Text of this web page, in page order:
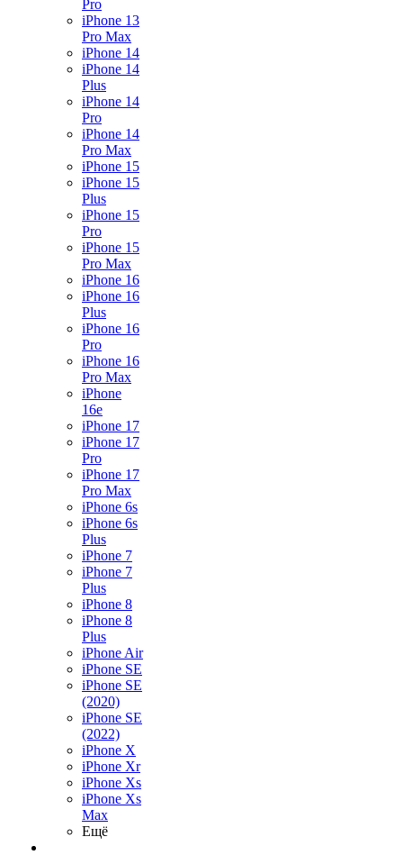
Pro
iPhone 13
Pro Max
iPhone 14
iPhone 14
Plus
iPhone 14
Pro
iPhone 14
Pro Max
iPhone 15
iPhone 15
Plus
iPhone 15
Pro
iPhone 15
Pro Max
iPhone 16
iPhone 16
Plus
iPhone 16
Pro
iPhone 16
Pro Max
iPhone
16e
iPhone 17
iPhone 17
Pro
iPhone 17
Pro Max
iPhone 6s
iPhone 6s
Plus
iPhone 7
iPhone 7
Plus
iPhone 8
iPhone 8
Plus
iPhone Air
iPhone SE
iPhone SE
(2020)
iPhone SE
(2022)
iPhone X
iPhone Xr
iPhone Xs
iPhone Xs
Max
Ещё